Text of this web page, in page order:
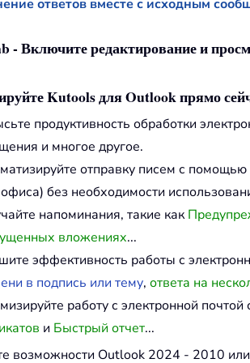
ответов вместе с исходным
- Включите редактирование и
Kutools для Outlook прямо
продуктивность обработки
и многое другое.
отправку писем с помощью
без необходимости
напоминания, такие как
вложениях...
эффективность работы с
в подпись или тему, ответа на
работу с электронной
и Быстрый отчет...
возможности Outlook 2024 - 2010